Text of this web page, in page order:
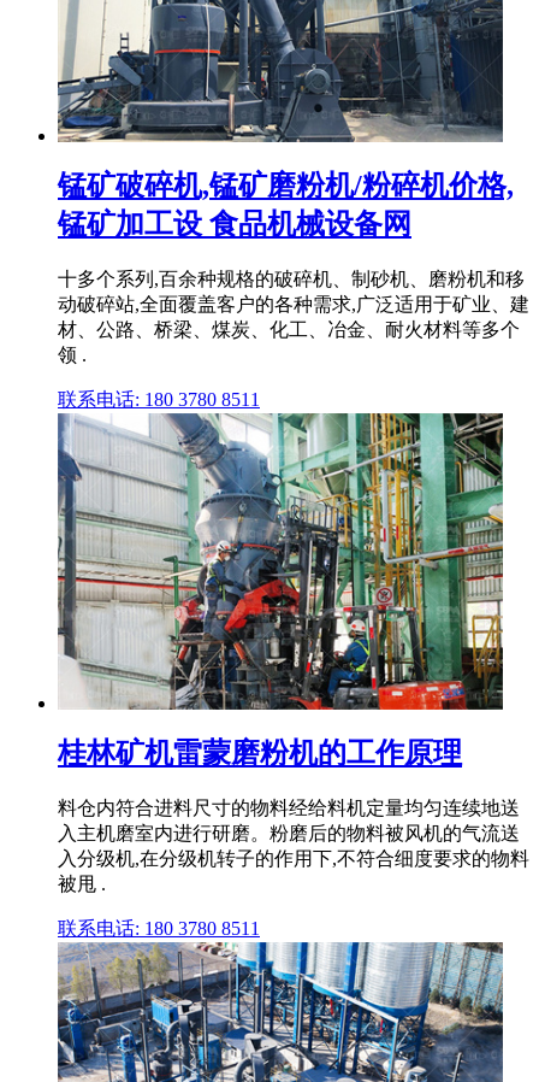
锰矿破碎机,锰矿磨粉机/粉碎机价格,
锰矿加工设 食品机械设备网
十多个系列,百余种规格的破碎机、制砂机、磨粉机和移
动破碎站,全面覆盖客户的各种需求,广泛适用于矿业、建
材、公路、桥梁、煤炭、化工、冶金、耐火材料等多个
领 .
联系电话: 180 3780 8511
桂林矿机雷蒙磨粉机的工作原理
料仓内符合进料尺寸的物料经给料机定量均匀连续地送
入主机磨室内进行研磨。粉磨后的物料被风机的气流送
入分级机,在分级机转子的作用下,不符合细度要求的物料
被甩 .
联系电话: 180 3780 8511